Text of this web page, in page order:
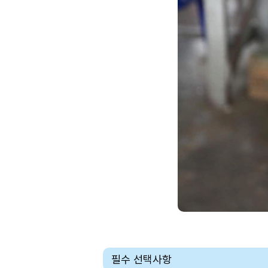
필수 선택사항